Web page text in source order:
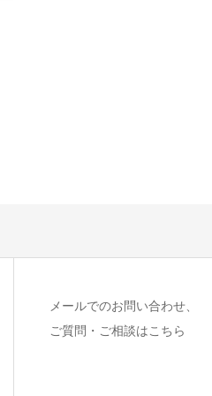
メールでのお問い合わせ、
ご質問・ご相談はこちら